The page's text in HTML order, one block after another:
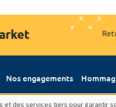
Nos engagements
et des services tiers pour garantir